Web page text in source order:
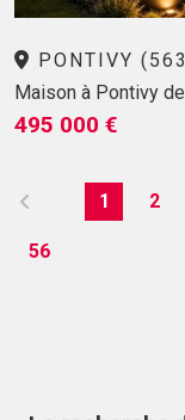
PONTIVY
Maison à Pontivy
495 000 €
1 2
56